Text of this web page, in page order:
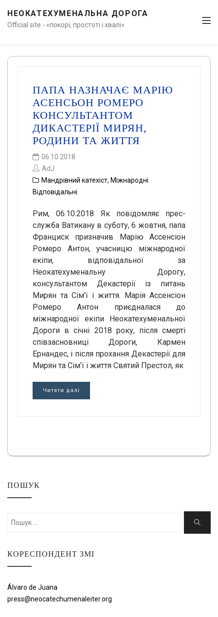
НЕОКАТЕХУМЕНАЛЬНА ДОРОГА
Official site - «покорі, простоті і хвалі»
ПАПА НАЗНАЧАЄ МАРІЮ
АСЕНСЬОН РОМЕРО
КОНСУЛЬТАНТОМ
ДИКАСТЕРІЇ МИРЯН,
РОДИНИ ТА ЖИТТЯ
06.10.2018
AdJ
Мандрівний катехіст, Міжнародні
Відповідальні
Рим, 06.10.2018 Як повідомляє прес-
служба Ватикану в суботу, 6 жовтня, папа
Франциск призначив Марію Ассенсіон
Ромеро Антон, учасницю міжнародної
екіпи, відповідальної за
Неокатехуменальну Дорогу,
консультантом Декастерії із питань
Мирян та Сім’ї і життя. Марія Ассенсіон
Ромеро Антон приєдналася до
міжнародної екіпи Неокатехуменальної
Дороги в січні 2018 року, після смерті
співзасновниці Дороги, Кармен
Ернандес, і після прохання Декастерії для
Мирян та Сім’ї і життя Святий Престол, як
Читати далі
ПОШУК
Шукати:
Пошук
КОРЕСПОНДЕНТ ЗМІ
Álvaro de Juana
press@neocatechumenaleiter.org